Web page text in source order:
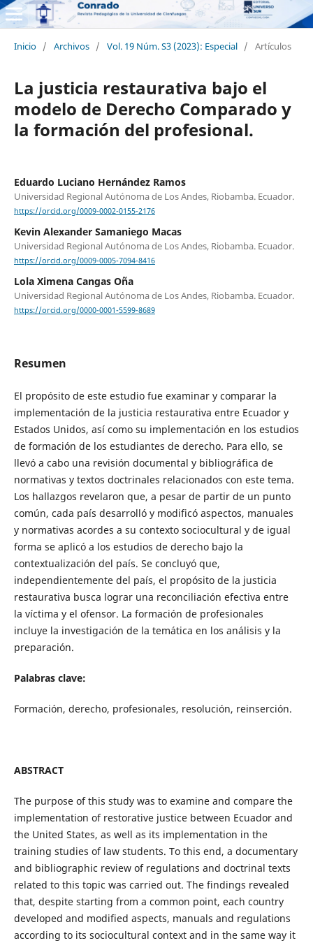
Inicio / Archivos / Vol. 19 Núm. S3 (2023): Especial / Artículos
La justicia restaurativa bajo el
modelo de Derecho Comparado y
la formación del profesional.
Eduardo Luciano Hernández Ramos
Universidad Regional Autónoma de Los Andes, Riobamba. Ecuador.
https://orcid.org/0009-0002-0155-2176
Kevin Alexander Samaniego Macas
Universidad Regional Autónoma de Los Andes, Riobamba. Ecuador.
https://orcid.org/0009-0005-7094-8416
Lola Ximena Cangas Oña
Universidad Regional Autónoma de Los Andes, Riobamba. Ecuador.
https://orcid.org/0000-0001-5599-8689
Resumen
El propósito de este estudio fue examinar y comparar la
implementación de la justicia restaurativa entre Ecuador y
Estados Unidos, así como su implementación en los estudios
de formación de los estudiantes de derecho. Para ello, se
llevó a cabo una revisión documental y bibliográfica de
normativas y textos doctrinales relacionados con este tema.
Los hallazgos revelaron que, a pesar de partir de un punto
común, cada país desarrolló y modificó aspectos, manuales
y normativas acordes a su contexto sociocultural y de igual
forma se aplicó a los estudios de derecho bajo la
contextualización del país. Se concluyó que,
independientemente del país, el propósito de la justicia
restaurativa busca lograr una reconciliación efectiva entre
la víctima y el ofensor. La formación de profesionales
incluye la investigación de la temática en los análisis y la
preparación.
Palabras clave:
Formación, derecho, profesionales, resolución, reinserción.
ABSTRACT
The purpose of this study was to examine and compare the
implementation of restorative justice between Ecuador and
the United States, as well as its implementation in the
training studies of law students. To this end, a documentary
and bibliographic review of regulations and doctrinal texts
related to this topic was carried out. The findings revealed
that, despite starting from a common point, each country
developed and modified aspects, manuals and regulations
according to its sociocultural context and in the same way it